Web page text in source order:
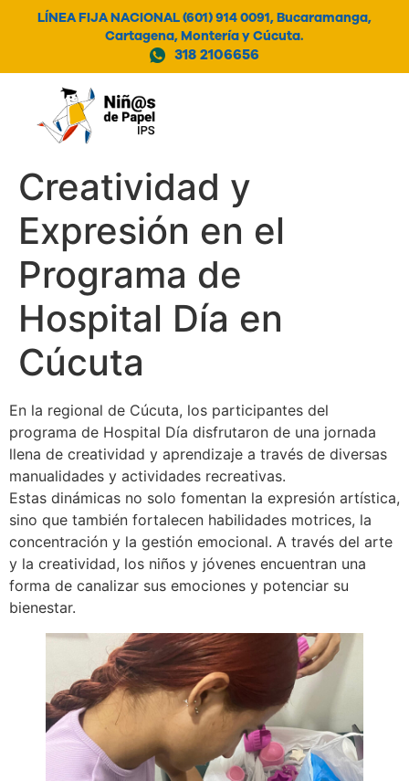
LÍNEA FIJA NACIONAL (601) 914 0091, Bucaramanga,
Cartagena, Montería y Cúcuta.
318 2106656
Creatividad y
Expresión en el
Programa de
Hospital Día en
Cúcuta
En la regional de Cúcuta, los participantes del
programa de Hospital Día disfrutaron de una jornada
llena de creatividad y aprendizaje a través de diversas
manualidades y actividades recreativas.
Estas dinámicas no solo fomentan la expresión artística,
sino que también fortalecen habilidades motrices, la
concentración y la gestión emocional. A través del arte
y la creatividad, los niños y jóvenes encuentran una
forma de canalizar sus emociones y potenciar su
bienestar.